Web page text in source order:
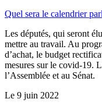
Quel sera le calendrier
Les députés, qui seront
mettre au travail. Au
d’achat, le budget
mesures sur le covid-19.
l’Assemblée et au Sénat.
Le 9 juin 2022